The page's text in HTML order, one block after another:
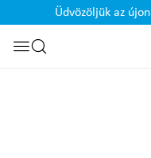
Ugrás a kereséshez
Üdvözöljük az